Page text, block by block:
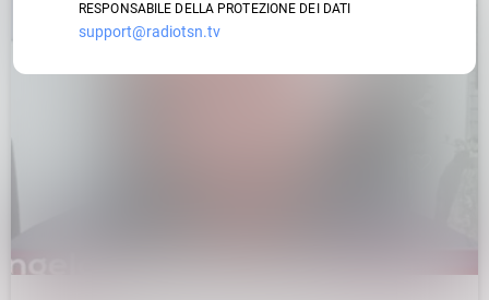
RESPONSABILE DELLA PROTEZIONE DEI DATI
support@radiotsn.tv